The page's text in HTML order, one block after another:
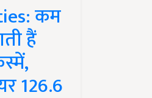
कम
हैं
126.6